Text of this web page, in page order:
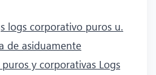
logs corporativo puros u.
de asiduamente
y corporativas Logs